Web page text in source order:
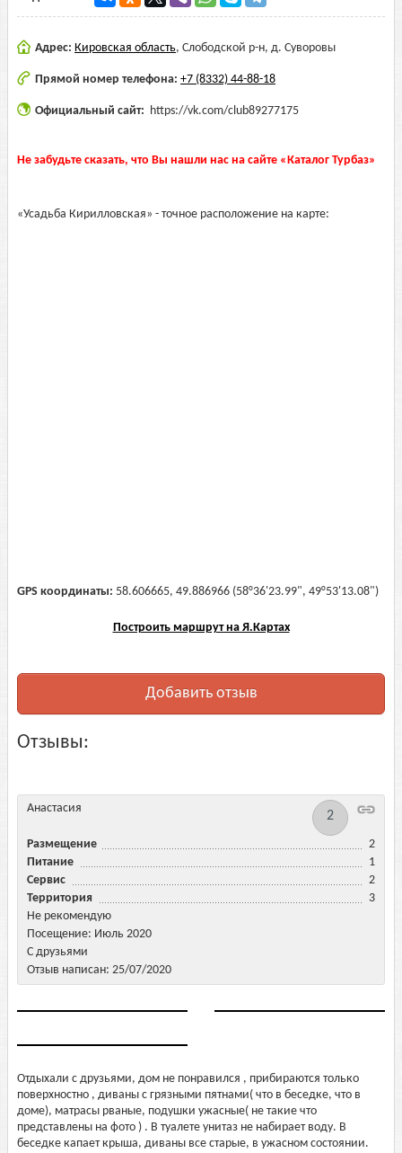
Адрес: Кировская область, Слободской р-н, д. Суворовы
Прямой номер телефона: +7 (8332) 44-88-18
Официальный сайт: https://vk.com/club89277175
Не забудьте сказать, что Вы нашли нас на сайте «Каталог Турбаз»
«Усадьба Кирилловская» - точное расположение на карте:
GPS координаты: 58.606665, 49.886966 (58°36'23.99", 49°53'13.08")
Построить маршрут на Я.Картах
Добавить отзыв
Отзывы:
Анастасия
2
Размещение
2
Питание
1
Сервис
2
Территория
3
Не рекомендую
Посещение: Июль 2020
С друзьями
Отзыв написан: 25/07/2020
Отдыхали с друзьями, дом не понравился , прибираются только
поверхностно , диваны с грязными пятнами( что в беседке, что в
доме), матрасы рваные, подушки ужасные( не такие что
представлены на фото ) . В туалете унитаз не набирает воду. В
беседке капает крыша, диваны все старые, в ужасном состоянии.